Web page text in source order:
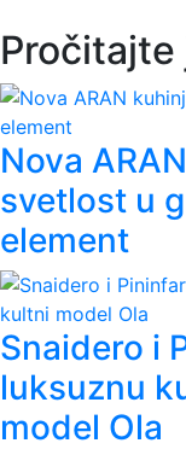
Pročitajte
Nova
svetlost u
element
Snaidero i
luksuznu
model Ola